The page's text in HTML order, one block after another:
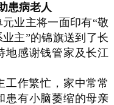
患病老人
业主将一面印有“敬
主”的锦旗送到了长
地感谢钱管家及长江
工作繁忙，家中常常
患有小脑萎缩的母亲